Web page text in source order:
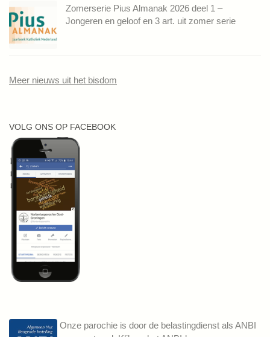
Zomerserie Pius Almanak 2026 deel 1 –
Jongeren en geloof en 3 art. uit zomer serie
Meer nieuws uit het bisdom
VOLG ONS OP FACEBOOK
Onze parochie is door de belastingdienst als ANBI